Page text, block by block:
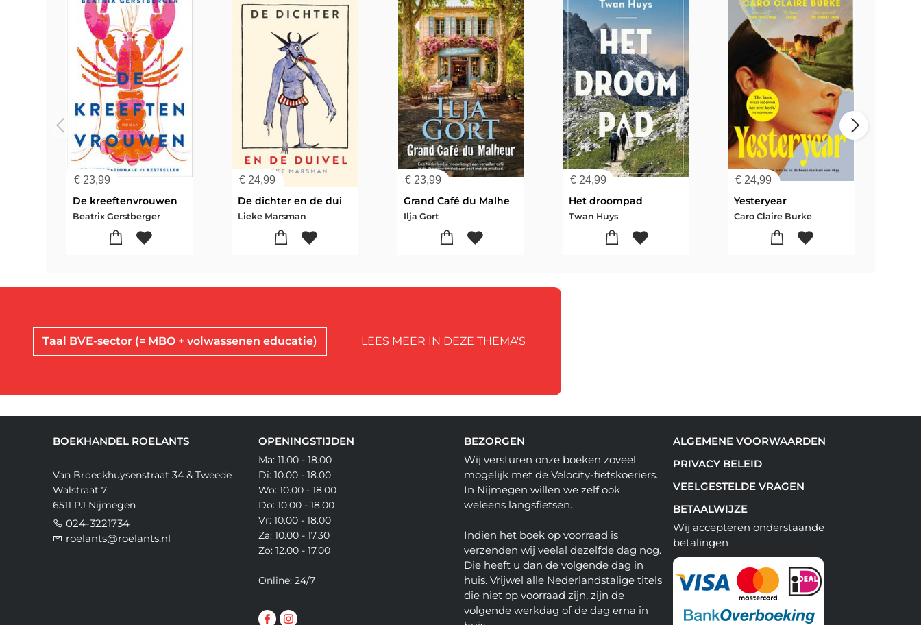
€ 23,99
De kreeftenvrouwen
Beatrix Gerstberger
€ 24,99
De dichter en de duivel
Lieke Marsman
€23,99
Grand Café du Malheur
Ilja Gort
€24,99
Het droompad
Twan Huys
€ 24,99
Yesteryear
Caro Claire Burke
Taal BVE-sector (= MBO + volwassenen educatie) LEES MEER IN DEZE THEMA'S
BOEKHANDEL ROELANTS
Van Broeckhuysenstraat 34 & Tweede
Walstraat 7
6511 PJ Nijmegen
024-3221734
roelants@roelants.nl
OPENINGSTIJDEN
Ma: 11.00 - 18.00
Di: 10.00 - 18.00
Wo: 10.00 - 18.00
Do: 10.00 - 18.00
Vr: 10.00 - 18.00
Za: 10.00 - 17.30
Zo: 12.00 - 17.00
Online: 24/7
BEZORGEN
Wij versturen onze boeken zoveel
mogelijk met de Velocity-fietskoeriers.
In Nijmegen willen we zelf ook
weleens langsfietsen.
Indien het boek op voorraad is
verzenden wij veelal dezelfde dag nog.
Die heeft u dan de volgende dag in
huis. Vrijwel alle Nederlandstalige titels
die niet op voorraad zijn, zijn de
volgende werkdag of de dag erna in
ALGEMENE VOORWAARDEN
PRIVACY BELEID
VEELGESTELDE VRAGEN
BETAALWIJZE
Wij accepteren onderstaande
betalingen